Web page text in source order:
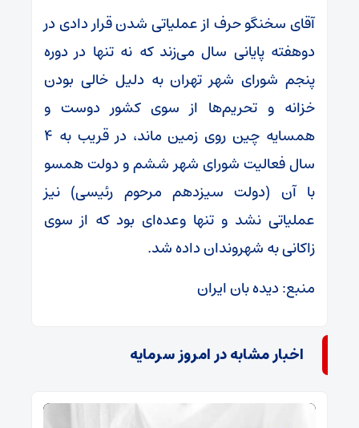
آقای سخنگو حرف از عملیاتی شدن قرار دادی در
دوهفته پایانی سال می‌زند که نه تنها در دوره
پنجم شورای شهر تهران به دلیل خالی بودن
خزانه و تحریم‌ها از سوی کشور دوست و
همسایه چین روی زمین ماند، در قریب به ۴
سال فعالیت شورای شهر ششم و دولت همسو
با آن (دولت سیزدهم مرحوم رئیسی) نیز
عملیاتی نشد و تنها وعده‌ای بود که از سوی
زاکانی به شهروندان داده شد.
منبع: دیده بان ایران
اخبار مشابه در امروز سرمایه